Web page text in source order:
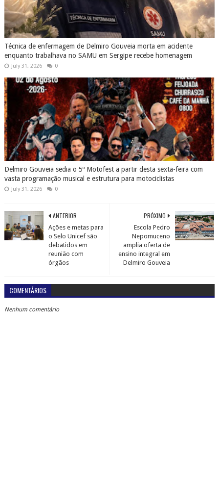
Técnica de enfermagem de Delmiro Gouveia morta em acidente
enquanto trabalhava no SAMU em Sergipe recebe homenagem
July 31, 2026 0
Delmiro Gouveia sedia o 5º Motofest a partir desta sexta-feira com
vasta programação musical e estrutura para motociclistas
July 31, 2026 0
PRÓXIMO
Escola Pedro
Nepomuceno
amplia oferta de
ensino integral em
Delmiro Gouveia
ANTERIOR
Ações e metas para
o Selo Unicef são
debatidos em
reunião com
órgãos
COMENTÁRIOS
Nenhum comentário